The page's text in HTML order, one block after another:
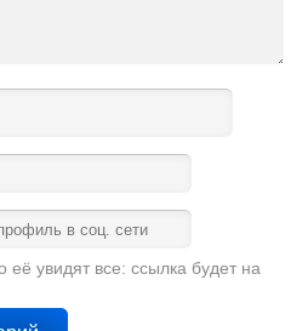
её увидят все: ссылка будет на